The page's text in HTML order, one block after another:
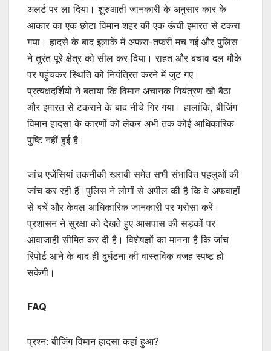
अलर्ट पर ला दिया। शुरुआती जानकारी के अनुसार कार के
आकार का एक छोटा विमान शहर की एक ऊंची इमारत से टकरा
गया। हादसे के बाद इलाके में अफरा-तफरी मच गई और पुलिस
ने तुरंत पूरे क्षेत्र को सील कर दिया। राहत और बचाव दल मौके
पर पहुंचकर स्थिति को नियंत्रित करने में जुट गए।
प्रत्यक्षदर्शियों ने बताया कि विमान अचानक नियंत्रण खो बैठा
और इमारत से टकराने के बाद नीचे गिर गया। हालांकि, बीजिंग
विमान हादसा के कारणों को लेकर अभी तक कोई आधिकारिक
पुष्टि नहीं हुई है।
जांच एजेंसियां तकनीकी खराबी समेत सभी संभावित पहलुओं की
जांच कर रही हैं।पुलिस ने लोगों से अपील की है कि वे अफवाहों
से बचें और केवल आधिकारिक जानकारी पर भरोसा करें।
प्रशासन ने सुरक्षा को देखते हुए आसपास की सड़कों पर
आवाजाही सीमित कर दी है। विशेषज्ञों का मानना है कि जांच
रिपोर्ट आने के बाद ही दुर्घटना की वास्तविक वजह स्पष्ट हो
सकेगी।
FAQ
प्रश्न: बीजिंग विमान हादसा कहां हुआ?